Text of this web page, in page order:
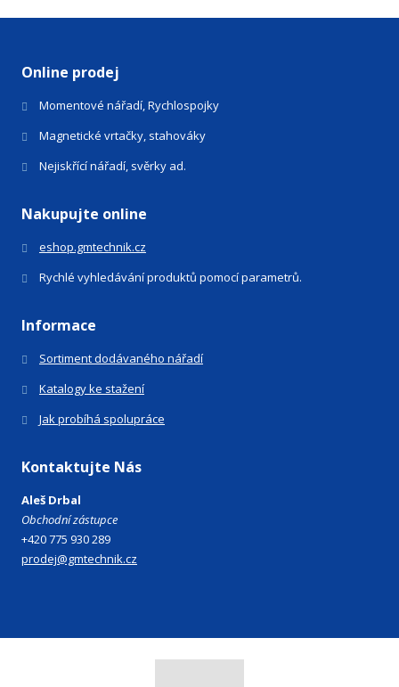
Online prodej
Momentové nářadí, Rychlospojky
Magnetické vrtačky, stahováky
Nejiskřící nářadí, svěrky ad.
Nakupujte online
eshop.gmtechnik.cz
Rychlé vyhledávání produktů pomocí parametrů.
Informace
Sortiment dodávaného nářadí
Katalogy ke stažení
Jak probíhá spolupráce
Kontaktujte Nás
Aleš Drbal
Obchodní zástupce
+420 775 930 289
prodej@gmtechnik.cz